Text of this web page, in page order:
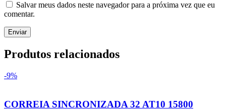
Salvar meus dados neste navegador para a próxima vez que eu
comentar.
Produtos relacionados
-9%
CORREIA SINCRONIZADA 32 AT10 15800